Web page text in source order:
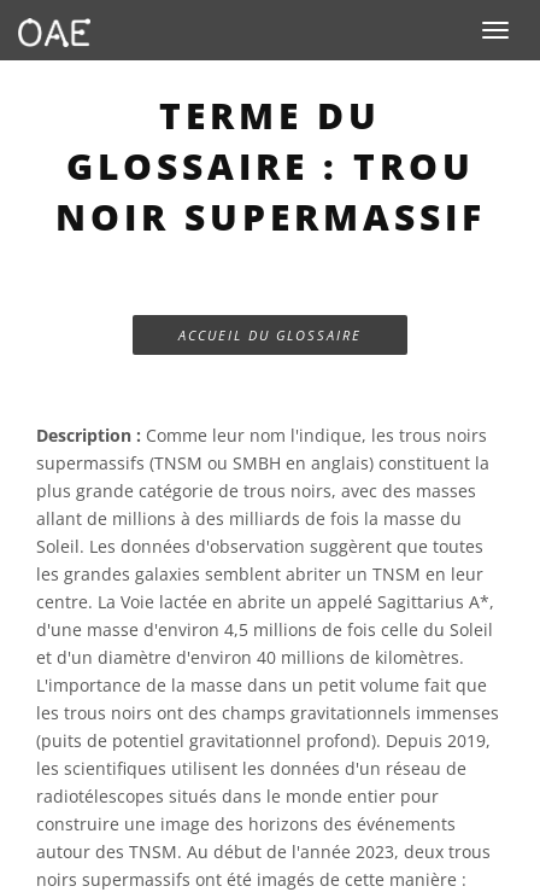
Toggle
TERME DU
GLOSSAIRE : TROU
NOIR SUPERMASSIF
ACCUEIL DU GLOSSAIRE
Description : Comme leur nom l'indique, les trous noirs
supermassifs (TNSM ou SMBH en anglais) constituent la
plus grande catégorie de trous noirs, avec des masses
allant de millions à des milliards de fois la masse du
Soleil. Les données d'observation suggèrent que toutes
les grandes galaxies semblent abriter un TNSM en leur
centre. La Voie lactée en abrite un appelé Sagittarius A*,
d'une masse d'environ 4,5 millions de fois celle du Soleil
et d'un diamètre d'environ 40 millions de kilomètres.
L'importance de la masse dans un petit volume fait que
les trous noirs ont des champs gravitationnels immenses
(puits de potentiel gravitationnel profond). Depuis 2019,
les scientifiques utilisent les données d'un réseau de
radiotélescopes situés dans le monde entier pour
construire une image des horizons des événements
autour des TNSM. Au début de l'année 2023, deux trous
noirs supermassifs ont été imagés de cette manière :